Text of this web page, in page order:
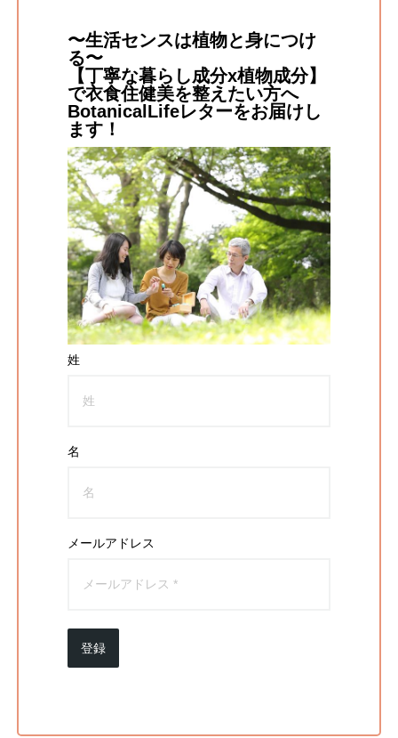
〜生活センスは植物と身につけ
る〜
【丁寧な暮らし成分x植物成分】
で衣食住健美を整えたい方へ
BotanicalLifeレターをお届けし
ます！
姓
名
メールアドレス
登録